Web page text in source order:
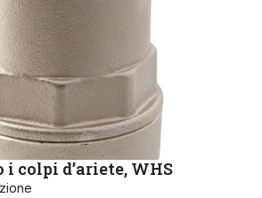
colpi d’ariete, WHS